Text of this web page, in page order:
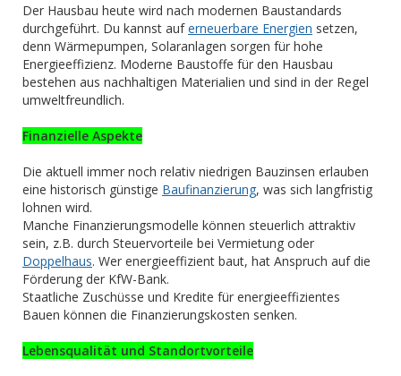
Der Hausbau heute wird nach modernen Baustandards
durchgeführt. Du kannst auferneuerbare Energien setzen,
denn Wärmepumpen, Solaranlagen sorgen für hohe
Energieeffizienz. Moderne Baustoffe für den Hausbau
bestehen aus nachhaltigen Materialien und sind in der Regel
umweltfreundlich.
Finanzielle Aspekte
Die aktuell immer noch relativ niedrigen Bauzinsen erlauben
eine historisch günstige Baufinanzierung, was sich langfristig
lohnen wird.
Manche Finanzierungsmodelle können steuerlich attraktiv
sein, z.B. durch Steuervorteile bei Vermietung oder
Doppelhaus. Wer energieeffizient baut, hat Anspruch auf die
Förderung der KfW-Bank.
Staatliche Zuschüsse und Kredite für energieeffizientes
Bauen können die Finanzierungskosten senken.
Lebensqualität und Standortvorteile